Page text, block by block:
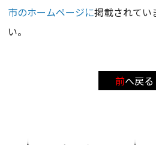
市のホームページに掲載されてい
い。
前へ戻る